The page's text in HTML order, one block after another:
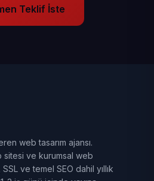
Teklif İste
web tasarım ajansı.
sitesi ve kurumsal web
SSL ve temel SEO dahil yıllık